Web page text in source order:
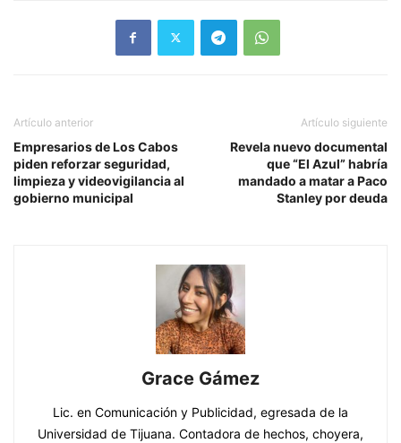
Artículo anterior
Empresarios de Los Cabos
piden reforzar seguridad,
limpieza y videovigilancia al
gobierno municipal
Artículo siguiente
Revela nuevo documental
que “El Azul” habría
mandado a matar a Paco
Stanley por deuda
Grace Gámez
Lic. en Comunicación y Publicidad, egresada de la
Universidad de Tijuana. Contadora de hechos, choyera,